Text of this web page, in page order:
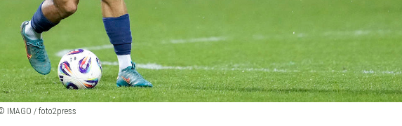
IMAGO / foto2press